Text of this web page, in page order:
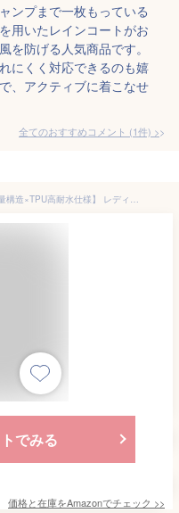
ンプまで一枚もっている
用いたレインコートがお
を防げる人気商品です。
にくく対応できるのも嬉
、アクティブに着こなせ
全てのおすすめコメント (1件) >
[HINOKAZE] レインコート 自転車【軽量構造×TPU高耐水仕様】 レディースレインウェア メンズカッパ レインポンチョ ロング 大人 バイクカッパ かっぱ ポンチョ リュック対応 おしゃれ 多機能 防風防水 丈夫 通勤通学 男女兼用 反射テープ
でみる
価格と在庫をAmazonでチェック >>